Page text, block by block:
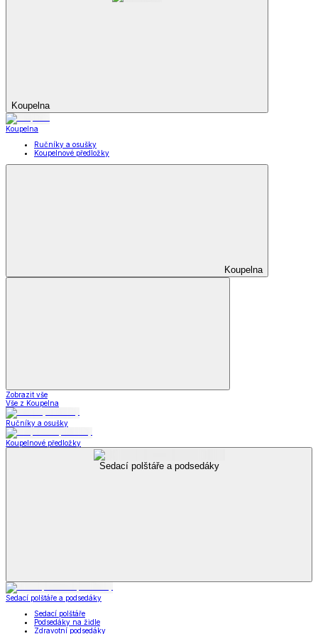
Koupelna
Koupelna
Ručníky a osušky
Koupelnové předložky
Koupelna
Zobrazit vše
Vše z Koupelna
Ručníky a osušky
Koupelnové předložky
Sedací polštáře a podsedáky
Sedací polštáře a podsedáky
Sedací polštáře
Podsedáky na židle
Zdravotní podsedáky